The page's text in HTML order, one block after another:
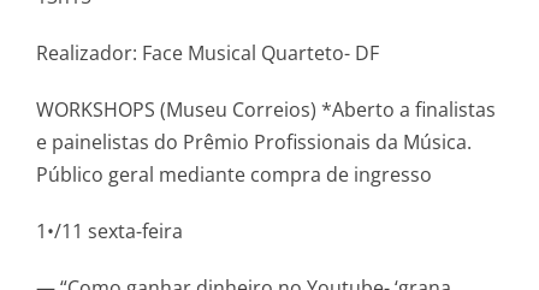
Realizador: Face Musical Quarteto- DF
WORKSHOPS (Museu Correios) *Aberto a finalistas
e painelistas do Prêmio Profissionais da Música.
Público geral mediante compra de ingresso
1•/11 sexta-feira